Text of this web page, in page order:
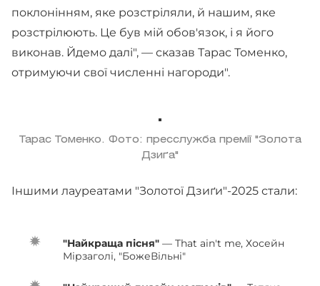
поклонінням, яке розстріляли, й нашим, яке
розстрілюють. Це був мій обов'язок, і я його
виконав. Йдемо далі", — сказав Тарас Томенко,
отримуючи свої численні нагороди".
Тарас Томенко. Фото: пресслужба премії "Золота
Дзиґа"
Іншими лауреатами "Золотої Дзиґи"-2025 стали:
"Найкраща пісня" — That ain't me, Хосейн
Мірзаголі, "БожеВільні"